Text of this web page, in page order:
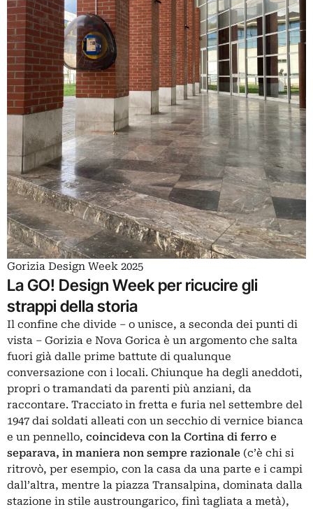
Gorizia Design Week 2025
La GO! Design Week per ricucire gli
strappi della storia
Il confine che divide – o unisce, a seconda dei punti di
vista – Gorizia e Nova Gorica è un argomento che salta
fuori già dalle prime battute di qualunque
conversazione con i locali. Chiunque ha degli aneddoti,
propri o tramandati da parenti più anziani, da
raccontare. Tracciato in fretta e furia nel settembre del
1947 dai soldati alleati con un secchio di vernice bianca
e un pennello, coincideva con la Cortina di ferro e
separava, in maniera non sempre razionale (c’è chi si
ritrovò, per esempio, con la casa da una parte e i campi
dall’altra, mentre la piazza Transalpina, dominata dalla
stazione in stile austroungarico, finì tagliata a metà),